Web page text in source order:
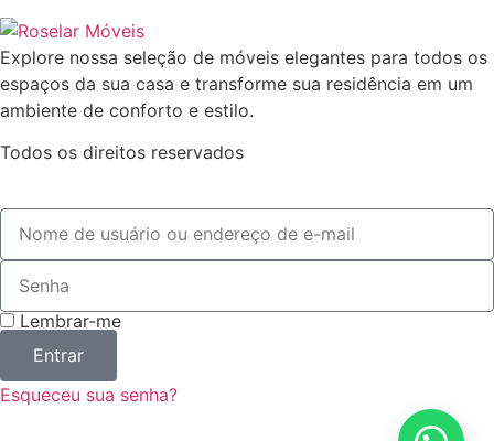
Explore nossa seleção de móveis elegantes para todos os
espaços da sua casa e transforme sua residência em um
ambiente de conforto e estilo.
Todos os direitos reservados
Lembrar-me
Entrar
Esqueceu sua senha?